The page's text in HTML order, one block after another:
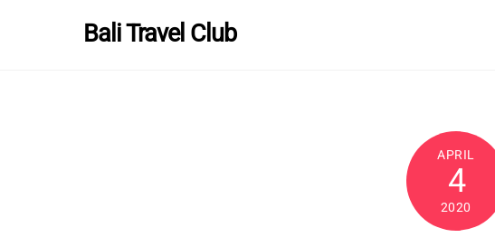
Bali Travel Club
APRIL
4
2020